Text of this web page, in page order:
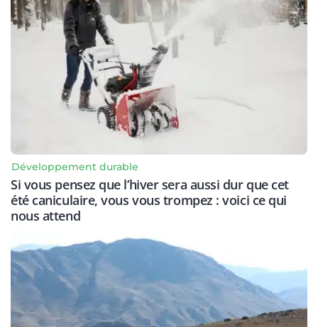
Développement durable
Si vous pensez que l’hiver sera aussi dur que cet
été caniculaire, vous vous trompez : voici ce qui
nous attend